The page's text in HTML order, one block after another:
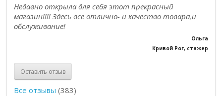
Недавно открыла для себя этот прекрасный
магазин!!!! Здесь все отлично- и качество товара,и
обслуживание!
Ольга
Кривой Рог, стажер
Оставить отзыв
Все отзывы (383)